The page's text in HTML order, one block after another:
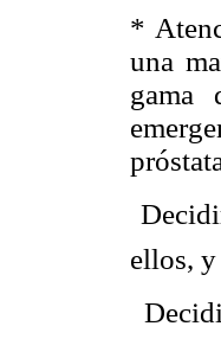
*
una
gama

ellos,
